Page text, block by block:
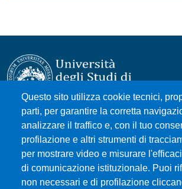
Questo sito utilizza cookie tecnici,
parti, per garantire la corretta
analizzare il traffico e, con il tuo
profilazione e altri strumenti di
per mostrare video e misurare
di comunicazione istituzionale. Puoi
non necessari e di profilazione
Università degli Studi di Messina
Piazza Pugliatti, 1 - 98122 Messina
Cod. Fiscale 80004070837
P.IVA 00724160833
Centralino: 090 676 1